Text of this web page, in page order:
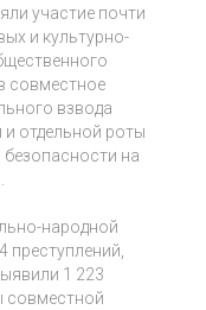
участие почти
и культурно-
совместное
взвода
отдельной роты
на
народной
преступлений,
1 223
совместной